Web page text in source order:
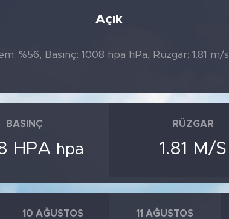
Açık
%56, Basınç: 1008 hpa hPa, Rüzgar: 1.81 m/s
BASINÇ
HPA hpa
RÜZGAR
1.81 M/S
10 AĞUSTOS 11 AĞUSTOS